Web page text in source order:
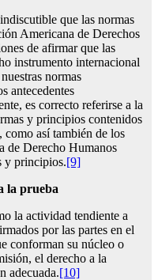
que las normas
Americana de Derechos
de afirmar que las
instrumento internacional
normas
antecedentes
es correcto referirse a la
y principios contenidos
como así también de los
de Derecho Humanos
y principios.[9]
la prueba
la actividad tendiente a
por las partes en el
conforman su núcleo o
el derecho a la
adecuada.[10]